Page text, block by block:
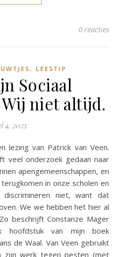
0 reacties
, LEESTIP
Sociaal
niet altijd.
4, 2025
veel onderzoek gedaan naar
apengemeenschappen, en
in onze scholen en
discrimineren niet, want dat
We we hebben het hier al
beschrijft Constanze Mager
hoofdstuk van mijn boek
de Waal. Van Veen gebruikt
zijn werk tegen pesten (met